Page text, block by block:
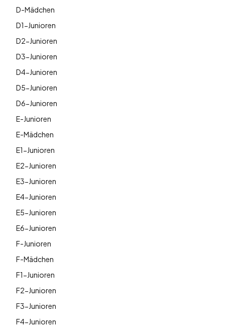
D-Mädchen
D1-Junioren
D2-Junioren
D3-Junioren
D4-Junioren
D5-Junioren
D6-Junioren
E-Junioren
E-Mädchen
E1-Junioren
E2-Junioren
E3-Junioren
E4-Junioren
E5-Junioren
E6-Junioren
F-Junioren
F-Mädchen
F1-Junioren
F2-Junioren
F3-Junioren
F4-Junioren